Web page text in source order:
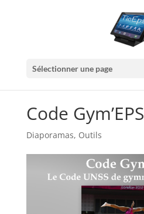
Sélectionner une page
Code Gym’EPS
Diaporamas, Outils